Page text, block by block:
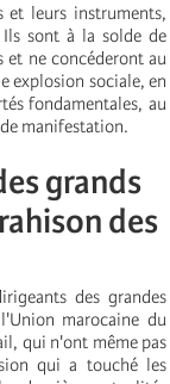
leurs instruments,
Ils sont à la solde de
et ne concéderont au
explosion sociale, en
fondamentales, au
manifestation.
grands
des
des grandes
marocaine du
qui n'ont même pas
qui a touché les